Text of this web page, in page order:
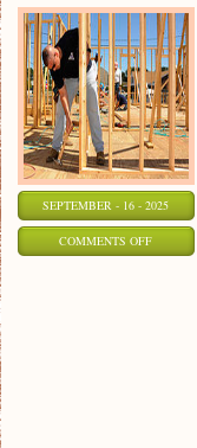
SEPTEMBER - 16 - 2025
COMMENTS OFFON